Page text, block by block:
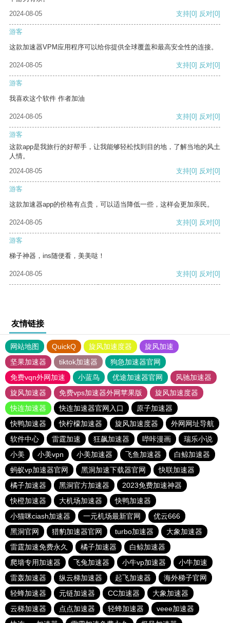
2024-08-05
支持[0] 反对[0]
游客
这款加速器VPM应用程序可以给你提供全球覆盖和最高安全性的连接。
2024-08-05 支持[0] 反对[0]
游客
我喜欢这个软件 作者加油
2024-08-05 支持[0] 反对[0]
游客
这款app是我旅行的好帮手，让我能够轻松找到目的地，了解当地的风土
人情。
2024-08-05
支持[0] 反对[0]
游客
这款加速器app的价格有点贵，可以适当降低一些，这样会更加亲民。
2024-08-05 支持[0] 反对[0]
游客
梯子神器，ins随便看，美美哒！
2024-08-05 支持[0] 反对[0]
友情链接
网站地图 QuickQ 旋风加速度器
旋风加速
坚果加速器
tiktok加速器
狗急加速器官网
免费vqn外网加速
小蓝鸟 优途加速器官网
风驰加速器
旋风加速器
免费vps加速器外网苹果版
旋风加速度器
快连加速器
快连加速器官网入口
原子加速器
快鸭加速器
快柠檬加速器 旋风加速度器
外网网址导航
软件中心
雷霆加速 狂飙加速器 哔咔漫画
瑞乐小说
小美
小美vpn 小美加速器 飞鱼加速器
白鲸加速器
蚂蚁vp加速器官网
黑洞加速下载器官网
快联加速器
橘子加速器
黑洞官方加速器
2023免费加速神器
快橙加速器
大机场加速器
快鸭加速器
小猫咪ciash加速器
一元机场最新官网
优云666
黑洞官网
猎豹加速器官网 turbo加速器
大象加速器
雷霆加速免费永久
橘子加速器
白鲸加速器
爬墙专用加速器
飞兔加速器 小牛vp加速器
小牛加速
雷轰加速器
纵云梯加速器 起飞加速器
海外梯子官网
轻蜂加速器
元链加速器 CC加速器
大象加速器
云梯加速器
点点加速器 轻蜂加速器
veee加速器